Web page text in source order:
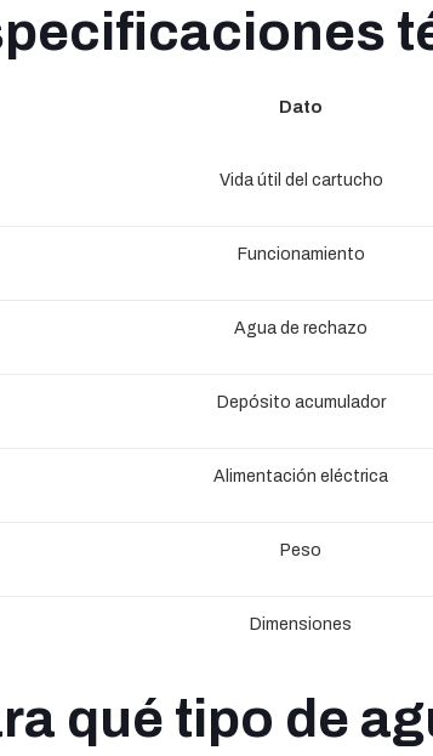
Dato
Vida útil del cartucho
Funcionamiento
Agua de rechazo
Depósito acumulador
Alimentación eléctrica
Peso
Dimensiones
qué tipo de